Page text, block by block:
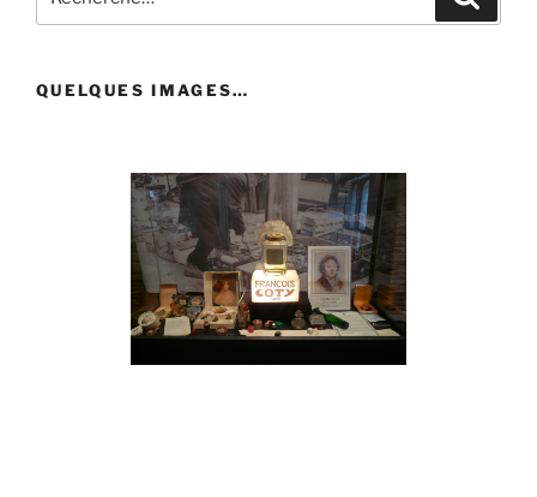
pour
QUELQUES IMAGES…